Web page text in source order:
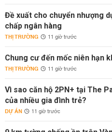
Đề xuất cho chuyển nhượng
chấp ngân hàng
THỊ TRƯỜNG 11 giờ trước
Chung cư đến mốc niên hạn
THỊ TRƯỜNG 11 giờ trước
Vì sao căn hộ 2PN+ tại The
của nhiều gia đình trẻ?
DỰ ÁN 11 giờ trước